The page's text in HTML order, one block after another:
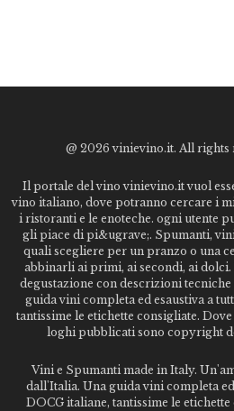
@ 2026 vinievino.it. All rights
Il portale del vino vinievino.it vuol
vino italiano, dove potranno cercare i
i ristoranti e le enoteche. ogni utente
gli piace di pi&ugrave;. Spumanti,
quali scegliere per un pranzo o una
abbinarli ai primi, ai secondi, ai
degustazione con descrizioni
guida vini completa ed esaustiva a
tantissime le etichette consigliate.
loghi pubblicati sono copyright
Vini e Spumanti made in Italy.
dall'Italia. Una guida vini completa
DOCG italiane, tantissime le